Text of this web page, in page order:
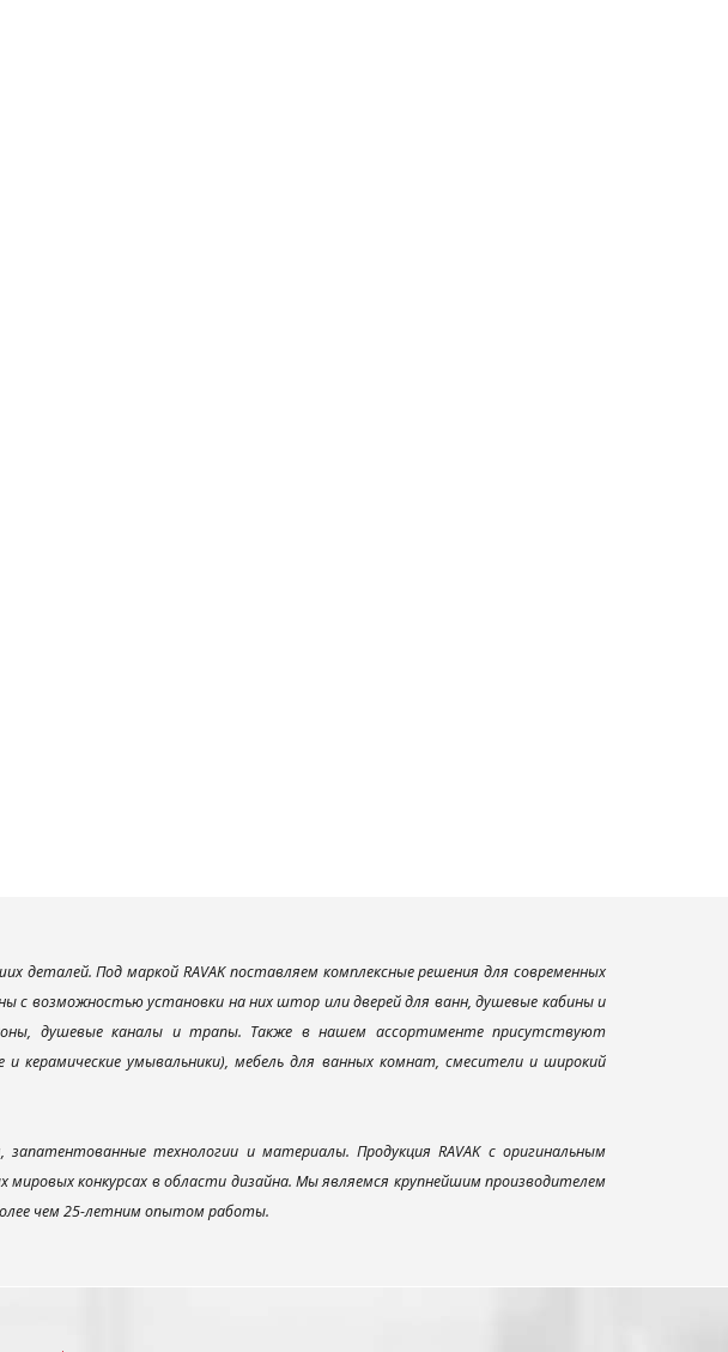
Под маркой RAVAK поставляем комплексные решения для современных
с возможностью установки на них штор или дверей для ванн, душевые кабины и
душевые каналы и трапы. Также в нашем ассортименте присутствуют
керамические умывальники), мебель для ванных комнат, смесители и широкий
технологии и материалы. Продукция RAVAK с оригинальным
конкурсах в области дизайна. Мы являемся крупнейшим производителем
чем 25-летним опытом работы.